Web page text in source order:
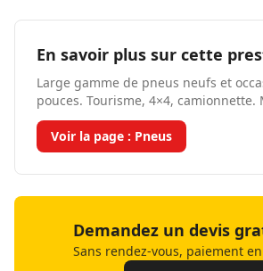
En savoir plus sur cette
Large gamme de pneus neufs et
pouces. Tourisme, 4×4, camionnette.
Voir la page : Pneus
Demandez un devis
Sans rendez-vous, paiement